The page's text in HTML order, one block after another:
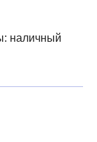
наличный